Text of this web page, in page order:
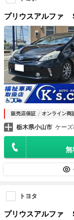
プリウスアルファ
販売店保証 オンライン商
栃木県小山市 ケー
無
トヨタ
プリウスアルフ